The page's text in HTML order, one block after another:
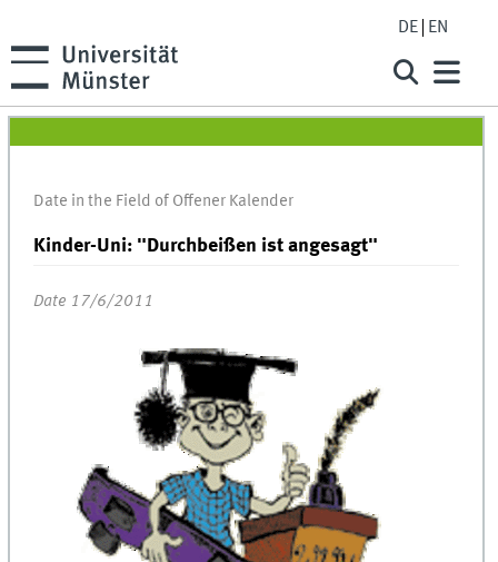
DE EN
Date in the Field of Offener Kalender
Kinder-Uni: "Durchbeißen ist angesagt"
Date 17/6/2011